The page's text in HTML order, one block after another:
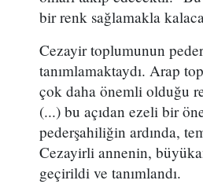
bir renk sağlamakla
Cezayir toplumunun
tanımlamaktaydı. Arap
çok daha önemli olduğu
(...) bu açıdan ezeli bir
pederşahiliğin ardında,
Cezayirli annenin,
geçirildi ve tanımlandı.